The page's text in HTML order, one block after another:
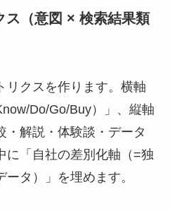
ス（意図 × 検索結果類
リクスを作ります。横軸
Do/Go/Buy）」、縦軸
・解説・体験談・データ
に「自社の差別化軸（=独
タ）」を埋めます。